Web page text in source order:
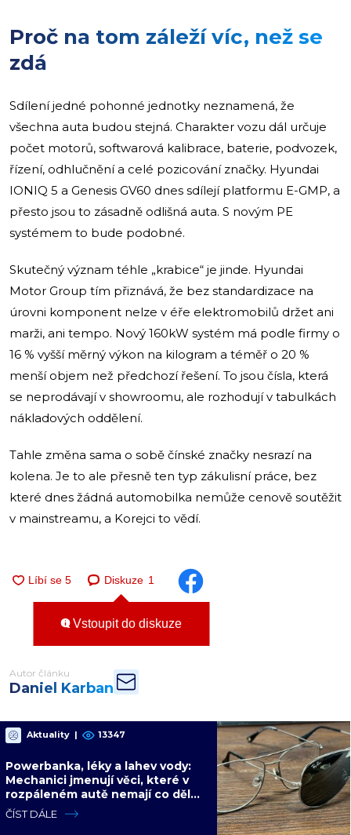
Proč na tom záleží víc, než se
zdá
Sdílení jedné pohonné jednotky neznamená, že
všechna auta budou stejná. Charakter vozu dál určuje
počet motorů, softwarová kalibrace, baterie, podvozek,
řízení, odhlučnění a celé pozicování značky. Hyundai
IONIQ 5 a Genesis GV60 dnes sdílejí platformu E-GMP, a
přesto jsou to zásadně odlišná auta. S novým PE
systémem to bude podobné.
Skutečný význam téhle „krabice“ je jinde. Hyundai
Motor Group tím přiznává, že bez standardizace na
úrovni komponent nelze v éře elektromobilů držet ani
marži, ani tempo. Nový 160kW systém má podle firmy o
16 % vyšší měrný výkon na kilogram a téměř o 20 %
menší objem než předchozí řešení. To jsou čísla, která
se neprodávají v showroomu, ale rozhodují v tabulkách
nákladových oddělení.
Tahle změna sama o sobě čínské značky nesrazí na
kolena. Je to ale přesně ten typ zákulisní práce, bez
které dnes žádná automobilka nemůže cenově soutěžit
v mainstreamu, a Korejci to vědí.
Diskuze 1
Vstoupit do diskuze
Autor článku
Daniel Karban
Aktuality | 13347
Powerbanka, léky a lahev vody:
Mechanici jmenují věci, které v
rozpáleném autě nemají co dělat.
Hrozí i požár
ČÍST DÁLE